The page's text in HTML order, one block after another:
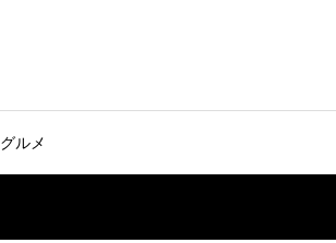
グルメ